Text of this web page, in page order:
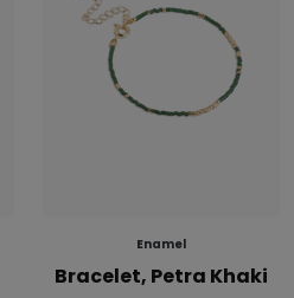
Enamel
Bracelet, Petra Khaki